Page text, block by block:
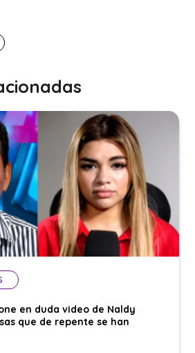
en duda video de Naldy
que de repente se han